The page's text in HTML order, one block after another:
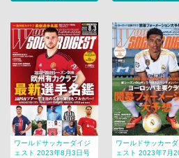
ワールドサッカーダイジ
ェスト 2023年8月3日号
ワールドサッカー
ェスト 2023年7月